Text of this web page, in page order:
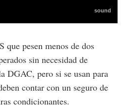
que pesen menos de dos
sin necesidad de
DGAC, pero si se usan para
contar con un seguro de
condicionantes.